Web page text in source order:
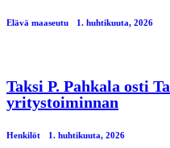
Elävä maaseutu 1. huhtikuuta, 2026
Taksi P. Pahkala osti
yritystoiminnan
Henkilöt 1. huhtikuuta, 2026